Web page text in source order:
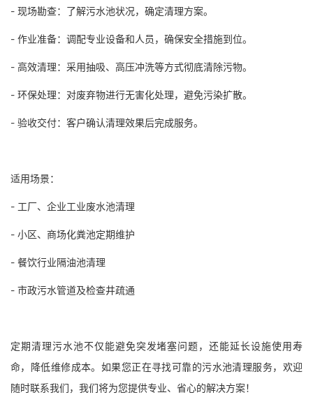
- 现场勘查：了解污水池状况，确定清理方案。
- 作业准备：调配专业设备和人员，确保安全措施到位。
- 高效清理：采用抽吸、高压冲洗等方式彻底清除污物。
- 环保处理：对废弃物进行无害化处理，避免污染扩散。
- 验收交付：客户确认清理效果后完成服务。
适用场景：
- 工厂、企业工业废水池清理
- 小区、商场化粪池定期维护
- 餐饮行业隔油池清理
- 市政污水管道及检查井疏通
定期清理污水池不仅能避免突发堵塞问题，还能延长设施使用寿
命，降低维修成本。如果您正在寻找可靠的污水池清理服务，欢迎
随时联系我们，我们将为您提供专业、省心的解决方案！